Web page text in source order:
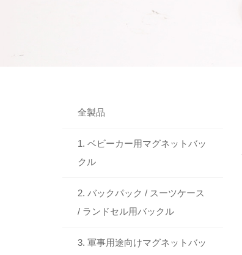
全製品
1. ベビーカー用マグネットバッ
クル
2. バックパック / スーツケース
/ ランドセル用バックル
3. 軍事用途向けマグネットバッ